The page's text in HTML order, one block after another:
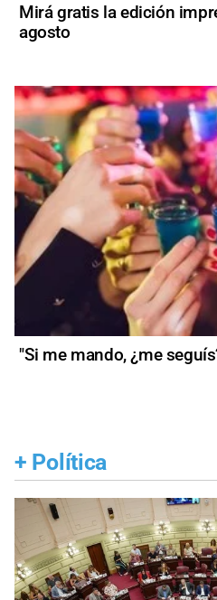
Mirá gratis la edición
agosto
"Si me mando, ¿me
+ Política